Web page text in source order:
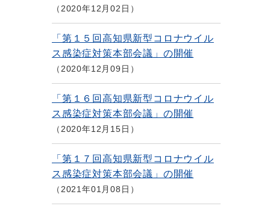
2020年12月02日
「第１５回高知県新型コロナウイル
ス感染症対策本部会議」の開催
2020年12月09日
「第１６回高知県新型コロナウイル
ス感染症対策本部会議」の開催
2020年12月15日
「第１７回高知県新型コロナウイル
ス感染症対策本部会議」の開催
2021年01月08日